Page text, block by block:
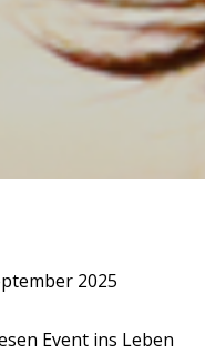
2025
Event ins Leben